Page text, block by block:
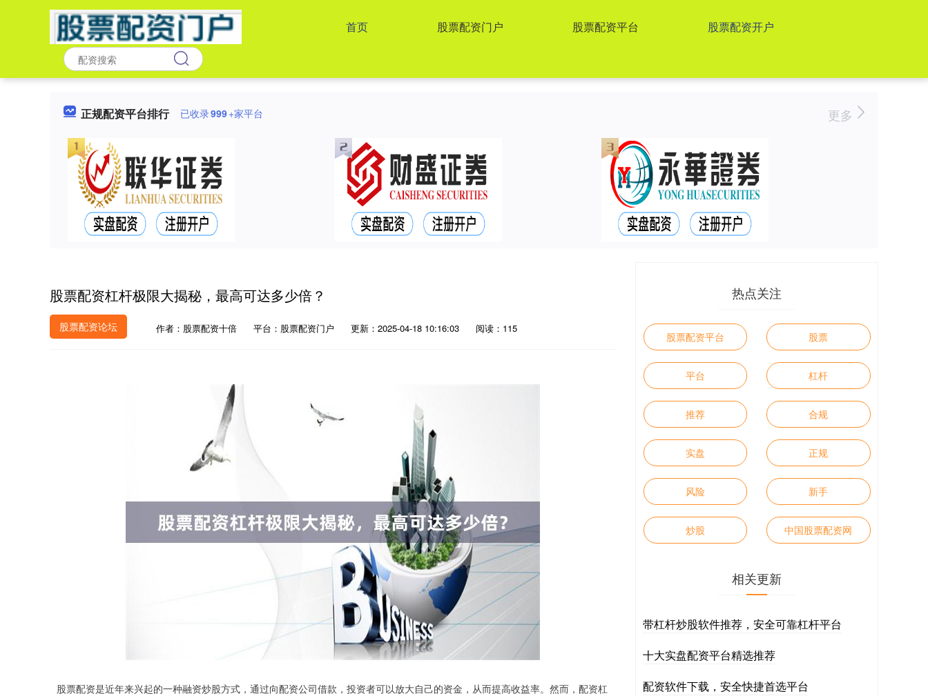
首页 股票配资门户 股票配资平台 股票配资开户
正规配资平台排行 已收录999+家平台 更多
股票配资杠杆极限大揭秘，最高可达多少倍？
股票配资论坛 作者：股票配资十倍 平台：股票配资门户 更新：2025-04-18 10:16:03 阅读：115
股票配资是近年来兴起的一种融资炒股方式，通过向配资公司借款，投资者可以放大自己的资金，从而提高收益率。然而，配资杠
热点关注
股票配资平台 股票
平台 杠杆
推荐 合规
实盘 正规
风险 新手
炒股 中国股票配资网
相关更新
带杠杆炒股软件推荐，安全可靠杠杆平台
十大实盘配资平台精选推荐
配资软件下载，安全快捷首选平台